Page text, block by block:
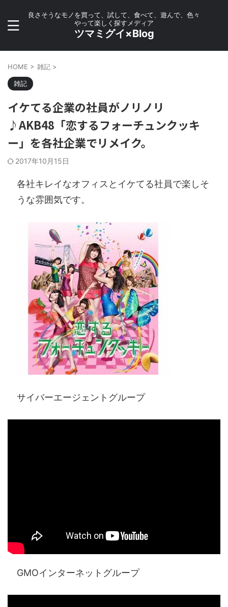
良さそうなモノを買って、試して、食べて、遊んで、色々
やって楽しく探すメディア
ツマミグイ×Blog
HOME > 雑記 >
雑記
イケてる企業の社員がノリノリ
♪AKB48「恋するフォーチュンクッキ
ー」を各社企業でリメイク。
2017年10月15日
各社キレイなオフィスとイケてる社員で楽しそ
うな雰囲気です。
サイバーエージェントグループ
GMOインターネットグループ